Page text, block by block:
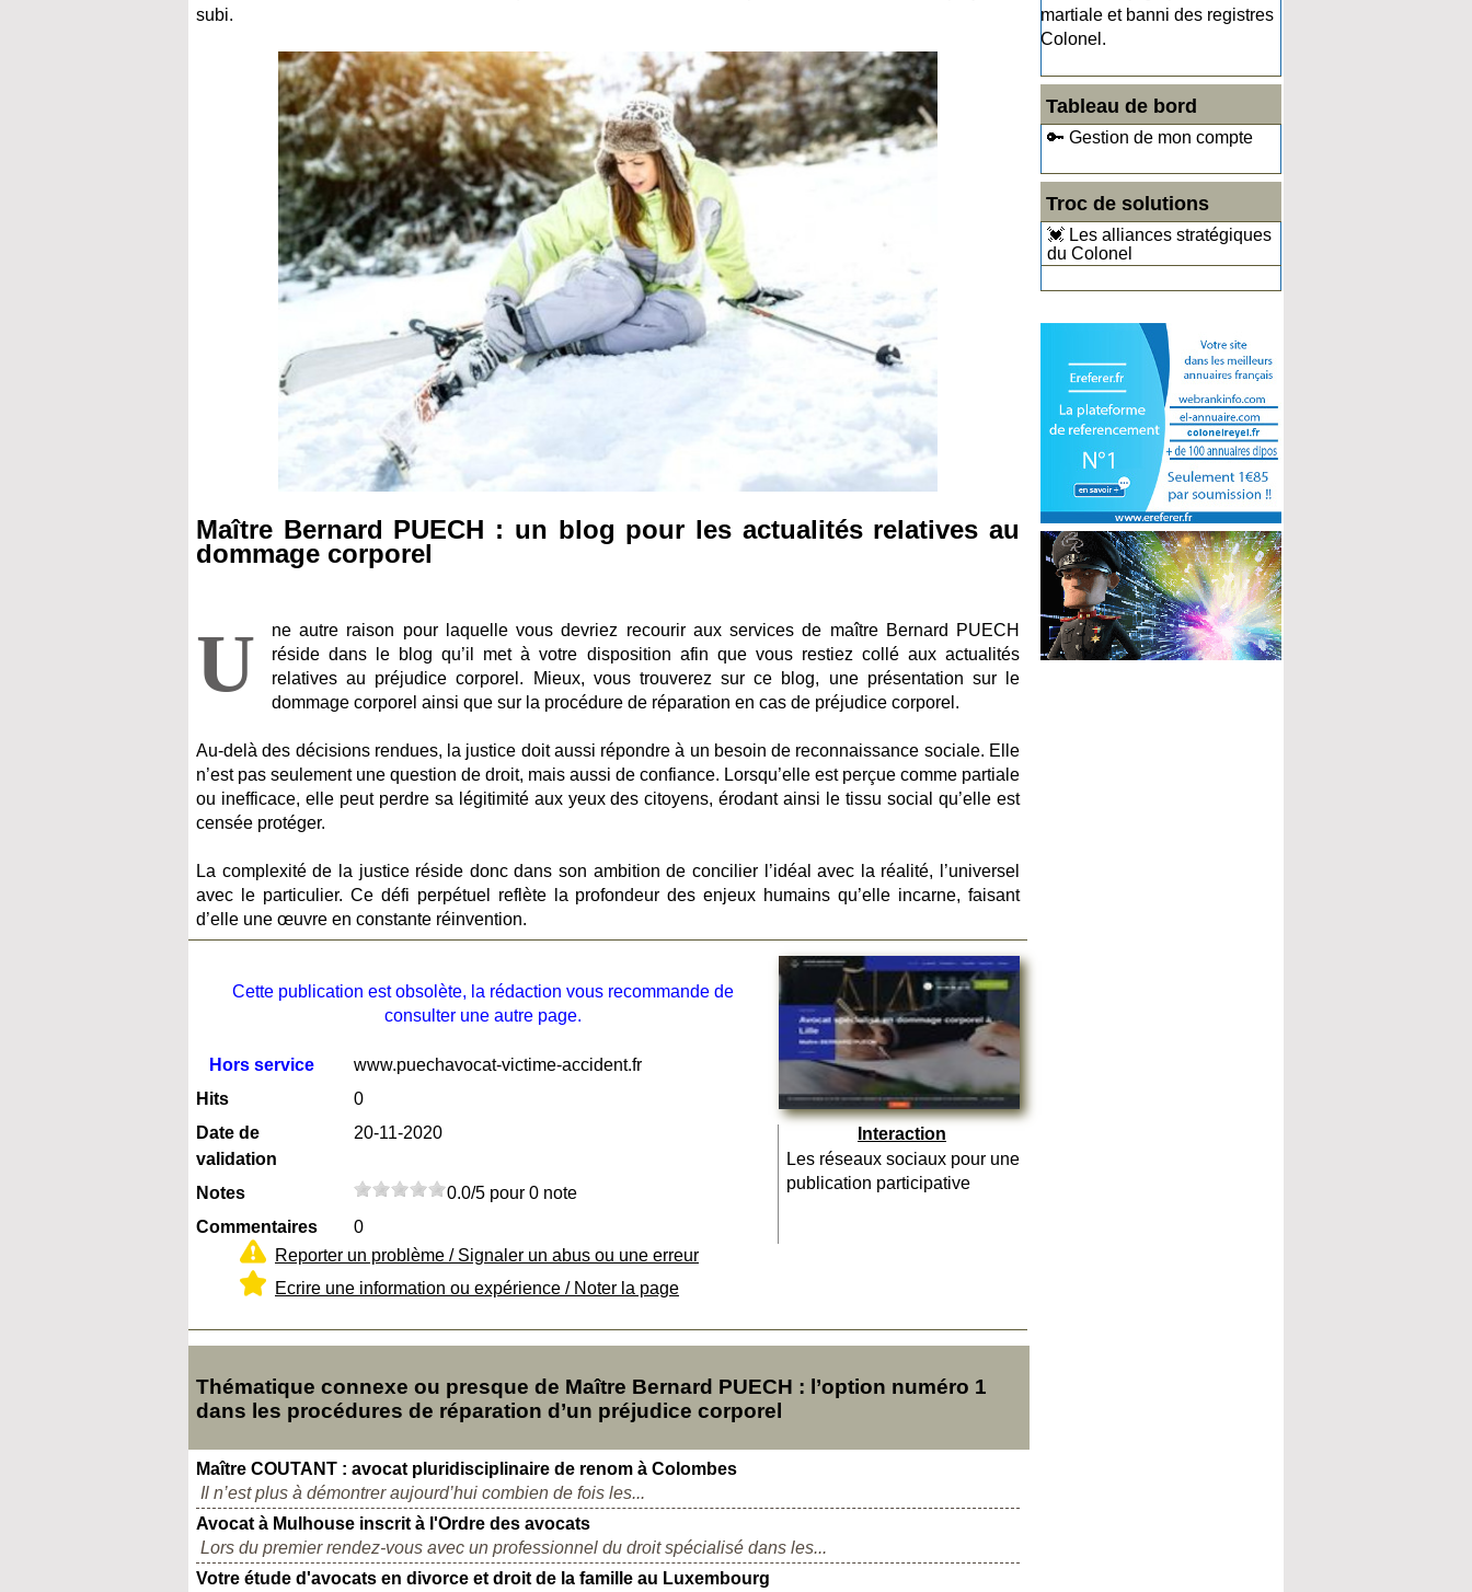
martiale et banni des registres
Colonel.
Tableau de bord
🔑 Gestion de mon compte
Troc de solutions
💓 Les alliances stratégiques
du Colonel
subi.
Maître Bernard PUECH : un blog pour les actualités relatives au
dommage corporel
U
ne autre raison pour laquelle vous devriez recourir aux services de maître Bernard PUECH
réside dans le blog qu’il met à votre disposition afin que vous restiez collé aux actualités
relatives au préjudice corporel. Mieux, vous trouverez sur ce blog, une présentation sur le
dommage corporel ainsi que sur la procédure de réparation en cas de préjudice corporel.
Au-delà des décisions rendues, la justice doit aussi répondre à un besoin de reconnaissance sociale. Elle
n’est pas seulement une question de droit, mais aussi de confiance. Lorsqu’elle est perçue comme partiale
ou inefficace, elle peut perdre sa légitimité aux yeux des citoyens, érodant ainsi le tissu social qu’elle est
censée protéger.
La complexité de la justice réside donc dans son ambition de concilier l’idéal avec la réalité, l’universel
avec le particulier. Ce défi perpétuel reflète la profondeur des enjeux humains qu’elle incarne, faisant
d’elle une œuvre en constante réinvention.
Cette publication est obsolète, la rédaction vous recommande de
consulter une autre page.
Hors service
www.puechavocat-victime-accident.fr
Hits
0
Date de
validation
20-11-2020
Notes
0.0/5 pour 0 note
Commentaires
0
Reporter un problème / Signaler un abus ou une erreur
Ecrire une information ou expérience / Noter la page
Interaction
Les réseaux sociaux pour une
publication participative
Thématique connexe ou presque de Maître Bernard PUECH : l’option numéro 1
dans les procédures de réparation d’un préjudice corporel
Maître COUTANT : avocat pluridisciplinaire de renom à Colombes
Il n’est plus à démontrer aujourd’hui combien de fois les...
Avocat à Mulhouse inscrit à l'Ordre des avocats
Lors du premier rendez-vous avec un professionnel du droit spécialisé dans les...
Votre étude d'avocats en divorce et droit de la famille au Luxembourg